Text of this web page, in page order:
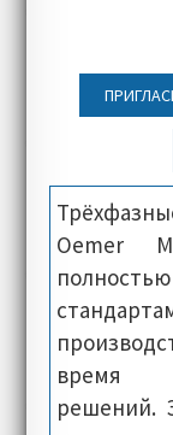
Oemer
время
решений.